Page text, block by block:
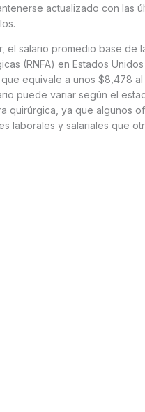
actualizado con las
el salario promedio base de
(RNFA) en Estados
equivale a unos $8,478 al
puede variar según el
quirúrgica, ya que algunos
laborales y salariales que